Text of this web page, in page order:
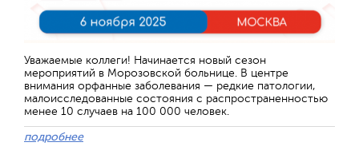
Уважаемые коллеги! Начинается новый сезон
мероприятий в Морозовской больнице. В центре
внимания орфанные заболевания — редкие патологии,
малоисследованные состояния с распространенностью
менее 10 случаев на 100 000 человек.
подробнее